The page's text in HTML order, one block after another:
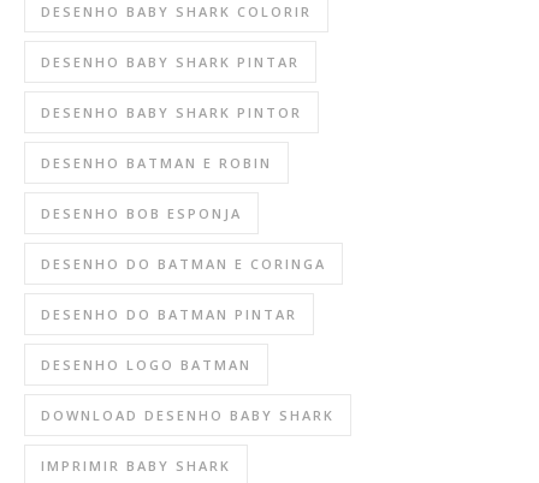
DESENHO BABY SHARK COLORIR
DESENHO BABY SHARK PINTAR
DESENHO BABY SHARK PINTOR
DESENHO BATMAN E ROBIN
DESENHO BOB ESPONJA
DESENHO DO BATMAN E CORINGA
DESENHO DO BATMAN PINTAR
DESENHO LOGO BATMAN
DOWNLOAD DESENHO BABY SHARK
IMPRIMIR BABY SHARK